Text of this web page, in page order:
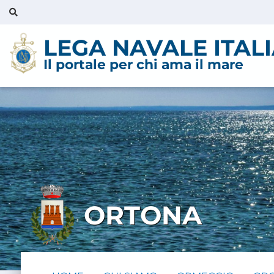
LEGA NAVALE
Il portale per chi ama il mare
ORTONA